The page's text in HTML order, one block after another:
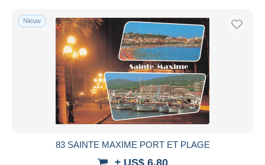
Nieuw
83 SAINTE MAXIME PORT ET PLAGE
± US$ 6,80